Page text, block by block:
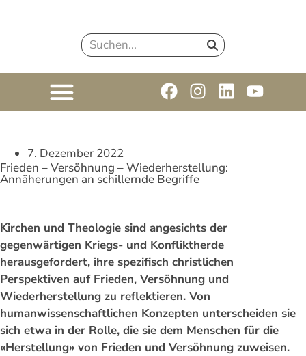
7. Dezember 2022
Frieden – Versöhnung – Wiederherstellung:
Annäherungen an schillernde Begriffe
Kirchen und Theologie sind angesichts der
gegenwärtigen Kriegs- und Konfliktherde
herausgefordert, ihre spezifisch christlichen
Perspektiven auf Frieden, Versöhnung und
Wiederherstellung zu reflektieren. Von
humanwissenschaftlichen Konzepten unterscheiden sie
sich etwa in der Rolle, die sie dem Menschen für die
«Herstellung» von Frieden und Versöhnung zuweisen.